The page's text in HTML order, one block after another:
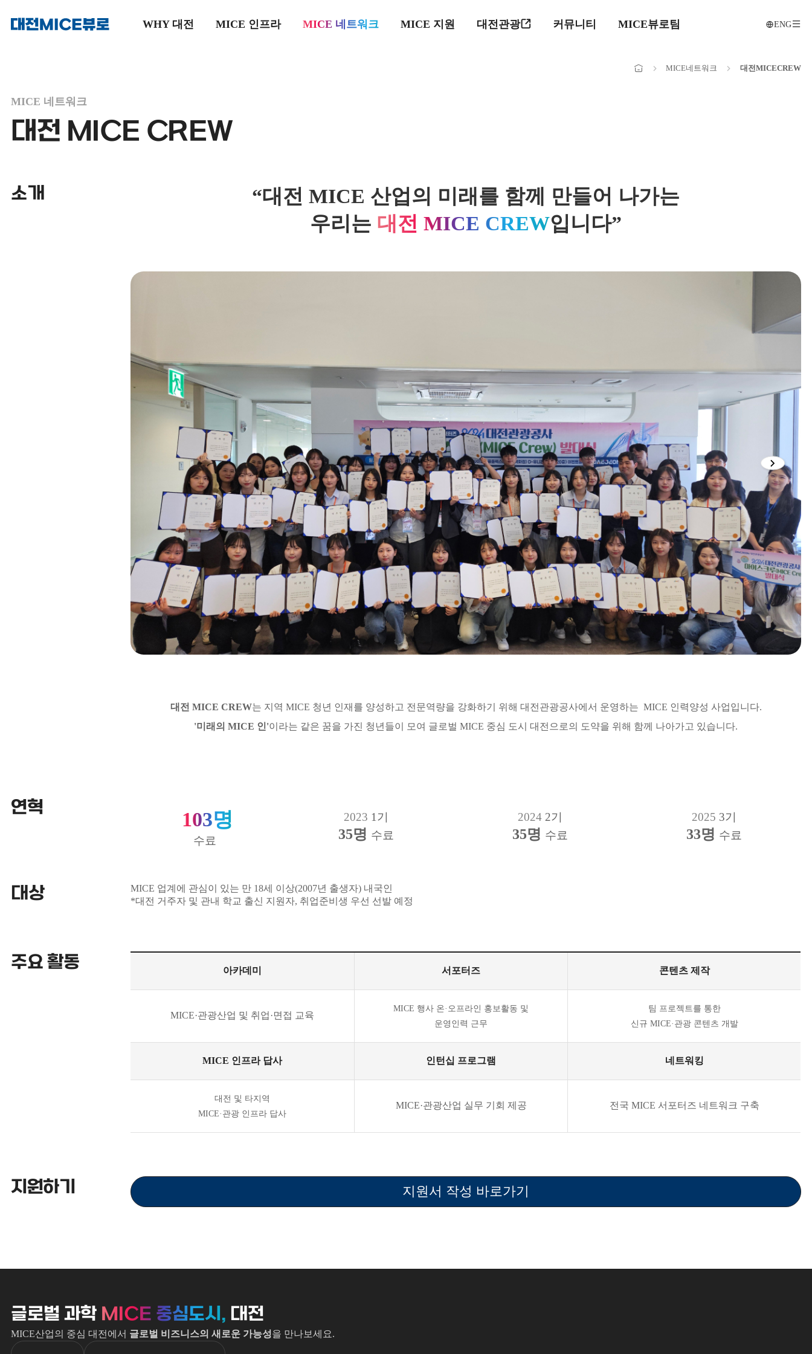
메인으로
WHY 대전 MICE 인프라 MICE 네트워크 MICE 지원 대전관광 커뮤니티 MICE뷰로팀 ENG
메인으로
MICE네트워크 대전 MICECREW
MICE 네트워크
대전 MICE CREW
소개
“대전 MICE 산업의 미래를 함께 만들어 나가는
우리는 대전 MICE CREW입니다”
다음
이미지
슬라
보기
대전 MICE CREW는 지역 MICE 청년 인재를 양성하고 전문역량을 강화하기 위해 대전관광공사에서 운영하는 MICE 인력양성 사업입니다.
'미래의 MICE 인'이라는 같은 꿈을 가진 청년들이 모여 글로벌 MICE 중심 도시 대전으로의 도약을 위해 함께 나아가고 있습니다.
연혁 103명
수료
2023 1기
35명 수료
2024 2기
35명 수료
2025 3기
33명 수료
대상
MICE 업계에 관심이 있는 만 18세 이상(2007년 출생자) 내국인
*대전 거주자 및 관내 학교 출신 지원자, 취업준비생 우선 선발 예정
주요 활동 아카데미 서포터즈 콘텐츠 제작
MICE·관광산업 및 취업·면접 교육
MICE 행사 온·오프라인 홍보활동 및
운영인력 근무
팀 프로젝트를 통한
신규 MICE·관광 콘텐츠 개발
MICE 인프라 답사 인턴십 프로그램 네트워킹
대전 및 타지역
MICE·관광 인프라 답사
MICE·관광산업 실무 기회 제공 전국 MICE 서포터즈 네트워크 구축
지원하기 지원서 작성 바로가기
글로벌 과학 MICE 중심도시, 대전
MICE산업의 중심 대전에서 글로벌 비즈니스의 새로운 가능성을 만나보세요.